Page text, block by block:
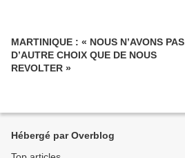
MARTINIQUE : « NOUS N’AVONS PAS
D’AUTRE CHOIX QUE DE NOUS
REVOLTER »
Hébergé par Overblog